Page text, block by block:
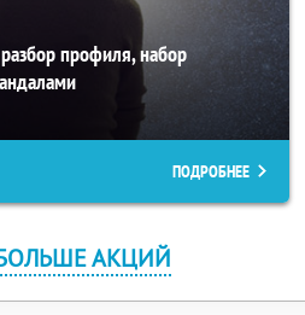
профиля, набор
ПОДРОБНЕЕ
АКЦИЙ